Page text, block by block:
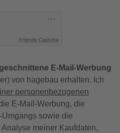
Friendly Captcha
E-Mail-Werbung
von hagebau erhalten. Ich
personenbezogenen
E-Mail-Werbung, die
sowie die
meiner Kaufdaten,